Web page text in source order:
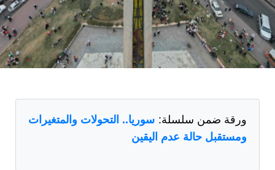
ورقة ضمن سلسلة: سوريا.. التحولات والمتغيرات
ومستقبل حالة عدم اليقين